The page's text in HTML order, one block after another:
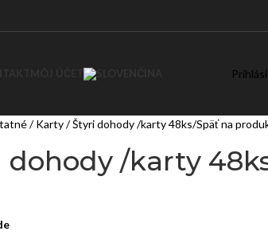
Karty Štyri dohody /karty 48ks/Späť na
dohody /karty